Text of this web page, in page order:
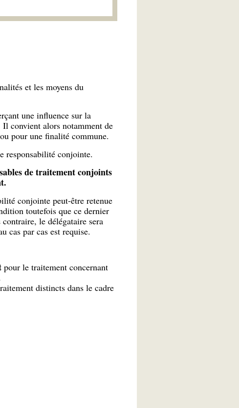
et les moyens du
une influence sur la
Il convient alors notamment de
pour une finalité commune.
responsabilité conjointe.
de traitement conjoints
conjointe peut-être retenue
toutefois que ce dernier
le délégataire sera
cas par cas est requise.
pour le traitement concernant
distincts dans le cadre